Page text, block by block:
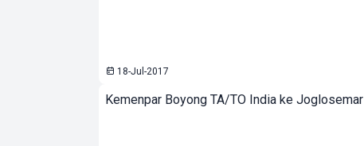
18-Jul-2017
Kemenpar Boyong TA/TO India ke Joglosemar